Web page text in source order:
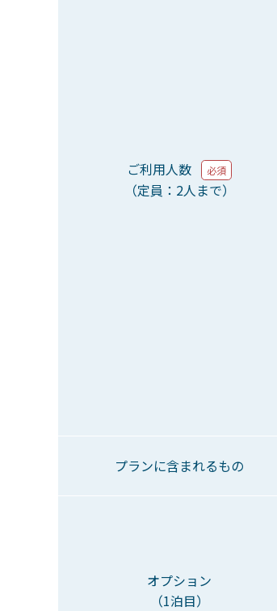
ご利用人数 必須
（定員：2人まで）
プランに含まれるもの
オプション
（1泊目）